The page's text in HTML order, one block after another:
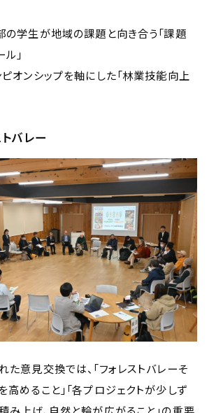
の学生が地域の課題と向き合う「課題
」
ピオンシップを軸にした「林業技能向上
バレー
意見交換では、「フォレストバレーそ
めること」「各プロジェクトが少しず